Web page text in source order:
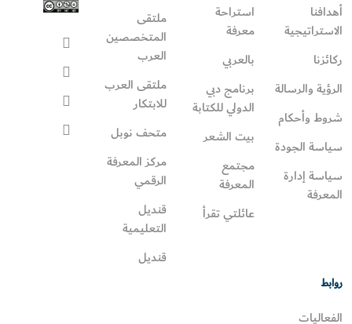
أهدافنا
الاستراتيجية
ركائزنا
الرؤية والرسالة
شروط وأحكام
سياسة الجودة
سياسة إدارة
المعرفة
استراحة
معرفة
بالعربي
برنامج دبي
الدولي للكتابة
بيت الشعر
مجتمع
المعرفة
عائلتي تقرأ‎
ملتقى
المتخصصين
العرب
ملتقى العرب
للابتكار
متحف نوبل
مركز المعرفة
الرقمي
قنديل
التعليمية
قنديل
روابط
الفعاليات